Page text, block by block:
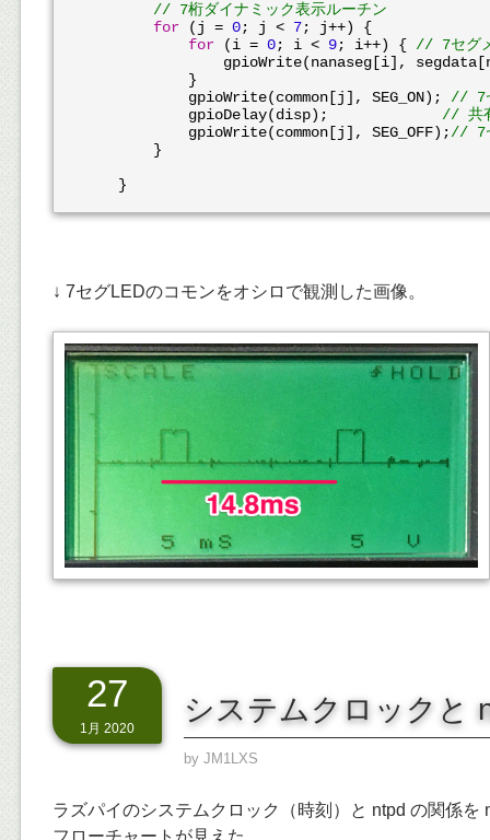
// 7桁ダイナミック表示ルーチン
for (j = 0; j < 7; j++) {
for (i = 0; i < 9; i++) { // 7セグ
gpioWrite(nanaseg[i],
            }
            gpioWrite(common[j], SEG_ON);
// 7
            gpioDelay(disp);
// 共
            gpioWrite(common[j], SEG_OFF);
// 7
        }
↓ 7セグLEDのコモンをオシロで観測した画像。
27
1月 2020
システムクロックと
by JM1LXS
ラズパイのシステムクロック（時刻）と ntpd の関係を
フローチャートが見えた。